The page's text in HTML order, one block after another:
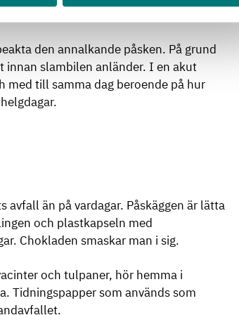
den annalkande påsken. På grund
innan slambilen anländer. I en akut
till samma dag beroende på hur
avfall än på vardagar. Påskäggen är lätta
och plastkapseln med
Chokladen smaskar man i sig.
och tulpaner, hör hemma i
Tidningspapper som används som